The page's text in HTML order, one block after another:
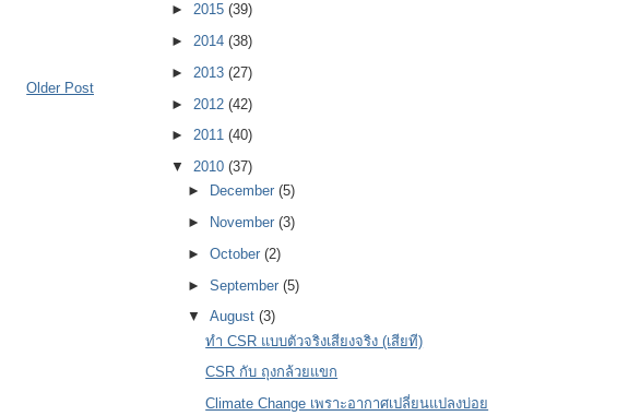
Older Post
► 2015 (39)
► 2014 (38)
► 2013 (27)
► 2012 (42)
► 2011 (40)
▼ 2010 (37)
►
December(5)
►
November(3)
►October(2)
►September(5)
▼August(3)
ทำ CSR แบบตัวจริงเสียงจริง (เสียที)
CSR กับ ถุงกล้วยแขก
Climate Change เพราะอากาศเปลี่ยนแปลงบ่อย